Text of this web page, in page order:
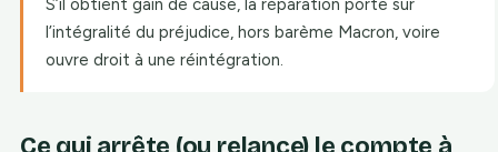
S’il obtient gain de cause, la réparation porte sur
l’intégralité du préjudice, hors barème Macron, voire
ouvre droit à une réintégration.